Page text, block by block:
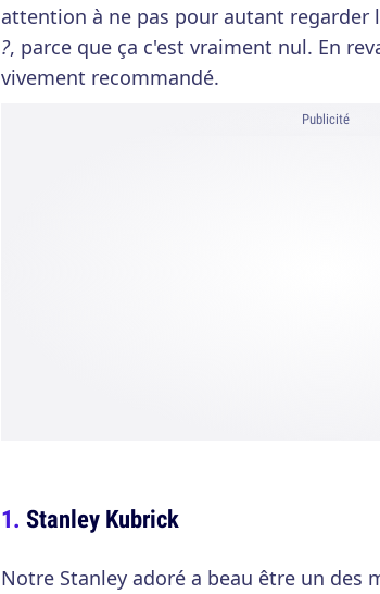
attention à ne pas pour autant regarder
?, parce que ça c'est vraiment nul. En
vivement recommandé.
Publicité
Stanley Kubrick
Notre Stanley adoré a beau être un des